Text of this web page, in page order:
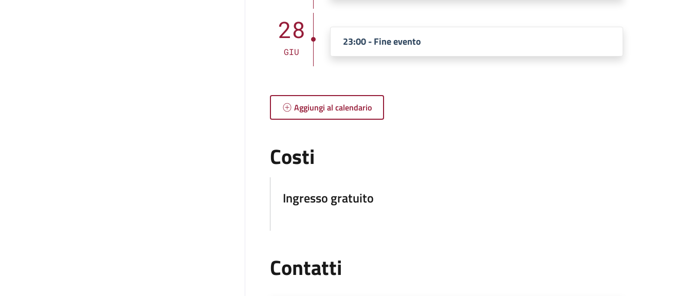
28
GIU
23:00 - Fine evento
Aggiungi al calendario
Costi
Ingresso gratuito
Contatti